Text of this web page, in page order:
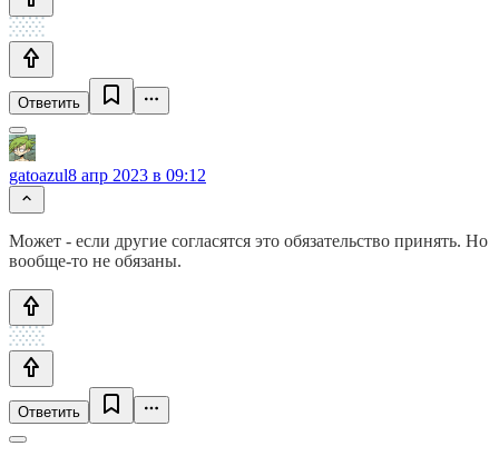
Ответить
gatoazul8 апр 2023 в 09:12
Может - если другие согласятся это обязательство принять. Но
вообще-то не обязаны.
Ответить